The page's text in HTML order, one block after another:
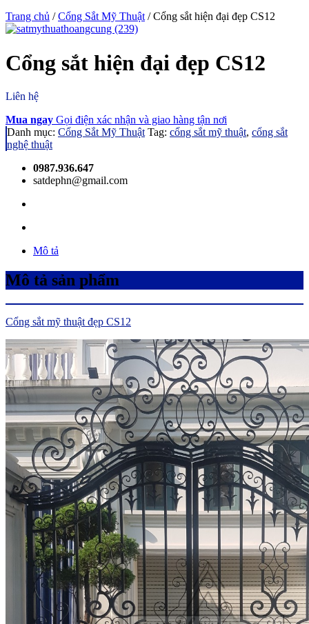
Trang chủ /Cổng Sắt Mỹ Thuật / Cổng sắt hiện đại đẹp CS12
Cổng sắt hiện đại đẹp CS12
Liên hệ
Mua ngay Gọi điện xác nhận và giao hàng tận nơi
Danh mục: Cổng Sắt Mỹ Thuật Tag: cổng sắt mỹ thuật, cổng sắt
nghệ thuật
0987.936.647
satdephn@gmail.com
Mô tả
Mô tả sản phẩm
Cổng sắt mỹ thuật đẹp CS12